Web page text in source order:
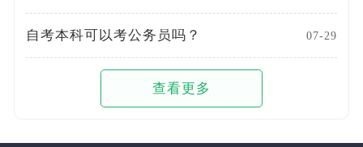
自考本科可以考公务员吗？ 07-29
查看更多